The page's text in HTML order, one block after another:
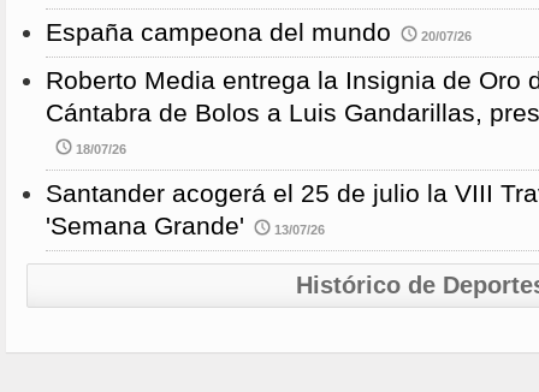
España campeona del mundo 20/07/26
Roberto Media entrega la Insignia de Oro
Cántabra de Bolos a Luis Gandarillas,
18/07/26
Santander acogerá el 25 de julio la VIII
'Semana Grande'
13/07/26
Histórico de